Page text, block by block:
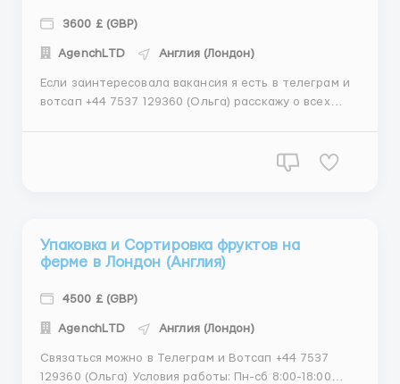
3600 £ (GBP)
АgеnchLТD Англия (Лондон)
Если заинтересовала вакансия я есть в телеграм и
вотсап +44 7537 129360 (Ольга) расскажу о всех
заявки от работодателей на 65 + ); -- образование и
Упаковка и Сортировка фруктов на
ферме в Лондон (Англия)
4500 £ (GBP)
АgеnchLТD Англия (Лондон)
Связаться можно в Телеграм и Вотсап +44 7537
129360 (Ольга) Условия работы: Пн-сб 8:00-18:00